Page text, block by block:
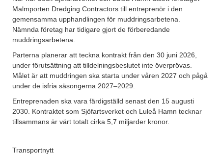
Malmporten Dredging Contractors till entreprenör i den
gemensamma upphandlingen för muddringsarbetena.
Nämnda företag har tidigare gjort de förberedande
muddringsarbetena.
Parterna planerar att teckna kontrakt från den 30 juni 2026,
under förutsättning att tilldelningsbeslutet inte överprövas.
Målet är att muddringen ska starta under våren 2027 och pågå
under de isfria säsongerna 2027–2029.
Entreprenaden ska vara färdigställd senast den 15 augusti
2030. Kontraktet som Sjöfartsverket och Luleå Hamn tecknar
tillsammans är värt totalt cirka 5,7 miljarder kronor.
Transportnytt